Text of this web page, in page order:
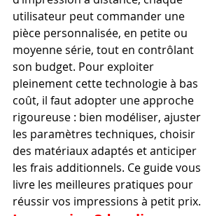
utilisateur peut commander une
pièce personnalisée, en petite ou
moyenne série, tout en contrôlant
son budget. Pour exploiter
pleinement cette technologie à bas
coût, il faut adopter une approche
rigoureuse : bien modéliser, ajuster
les paramètres techniques, choisir
des matériaux adaptés et anticiper
les frais additionnels. Ce guide vous
livre les meilleures pratiques pour
réussir vos impressions à petit prix.